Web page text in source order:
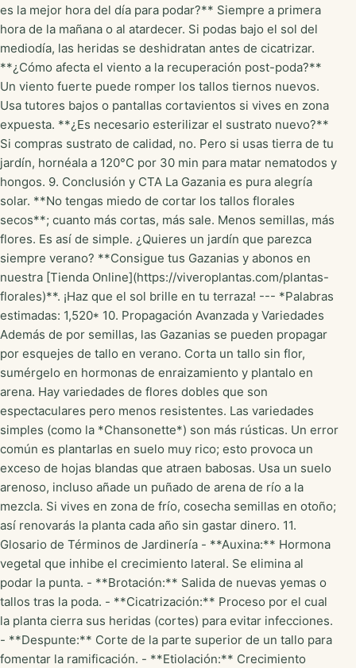
es la mejor hora del día para podar?** Siempre a primera
hora de la mañana o al atardecer. Si podas bajo el sol del
mediodía, las heridas se deshidratan antes de cicatrizar.
**¿Cómo afecta el viento a la recuperación post-poda?**
Un viento fuerte puede romper los tallos tiernos nuevos.
Usa tutores bajos o pantallas cortavientos si vives en zona
expuesta. **¿Es necesario esterilizar el sustrato nuevo?**
Si compras sustrato de calidad, no. Pero si usas tierra de tu
jardín, hornéala a 120°C por 30 min para matar nematodos y
hongos. 9. Conclusión y CTA La Gazania es pura alegría
solar. **No tengas miedo de cortar los tallos florales
secos**; cuanto más cortas, más sale. Menos semillas, más
flores. Es así de simple. ¿Quieres un jardín que parezca
siempre verano? **Consigue tus Gazanias y abonos en
nuestra [Tienda Online](https://viveroplantas.com/plantas-
florales)**. ¡Haz que el sol brille en tu terraza! --- *Palabras
estimadas: 1,520* 10. Propagación Avanzada y Variedades
Además de por semillas, las Gazanias se pueden propagar
por esquejes de tallo en verano. Corta un tallo sin flor,
sumérgelo en hormonas de enraizamiento y plantalo en
arena. Hay variedades de flores dobles que son
espectaculares pero menos resistentes. Las variedades
simples (como la *Chansonette*) son más rústicas. Un error
común es plantarlas en suelo muy rico; esto provoca un
exceso de hojas blandas que atraen babosas. Usa un suelo
arenoso, incluso añade un puñado de arena de río a la
mezcla. Si vives en zona de frío, cosecha semillas en otoño;
así renovarás la planta cada año sin gastar dinero. 11.
Glosario de Términos de Jardinería - **Auxina:** Hormona
vegetal que inhibe el crecimiento lateral. Se elimina al
podar la punta. - **Brotación:** Salida de nuevas yemas o
tallos tras la poda. - **Cicatrización:** Proceso por el cual
la planta cierra sus heridas (cortes) para evitar infecciones.
- **Despunte:** Corte de la parte superior de un tallo para
fomentar la ramificación. - **Etiolación:** Crecimiento